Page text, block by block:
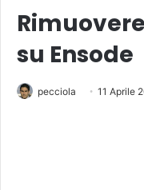
su Ensode
pecciola 11 Aprile